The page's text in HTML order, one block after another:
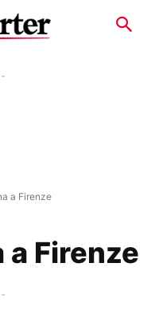
-
a Firenze
a Firenze
-